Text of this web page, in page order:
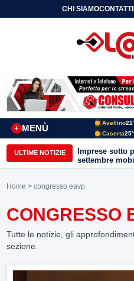
CHI SIAMOCONTATTI
MENÙ
+
Avellino
Caserta
ULTIME NOTIZIE
Imprese sotto
settembre
e Avellino”
Home > congresso eavp
CONGRESSO
Tutte le notizie, gli
sezione.